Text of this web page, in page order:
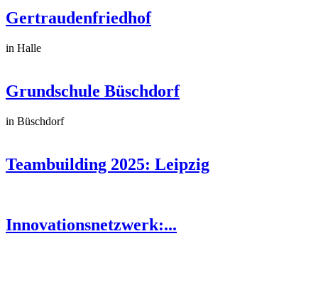
Gertraudenfriedhof
in Halle
Grundschule Büschdorf
in Büschdorf
Teambuilding 2025: Leipzig
Innovationsnetzwerk:...